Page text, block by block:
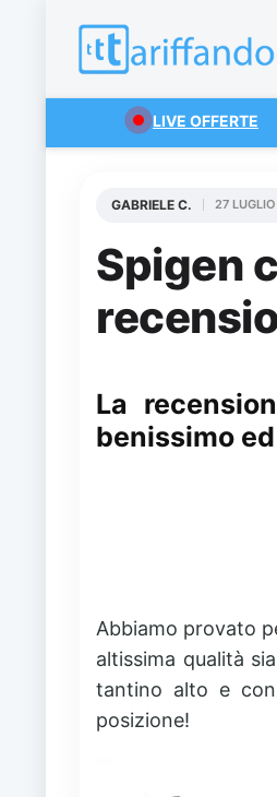
LIVE OFFERTE
Spigen
GABRIELE C. 27
La
benissimo
Abbiamo provato
altissima qualità
tantino alto e
posizione!